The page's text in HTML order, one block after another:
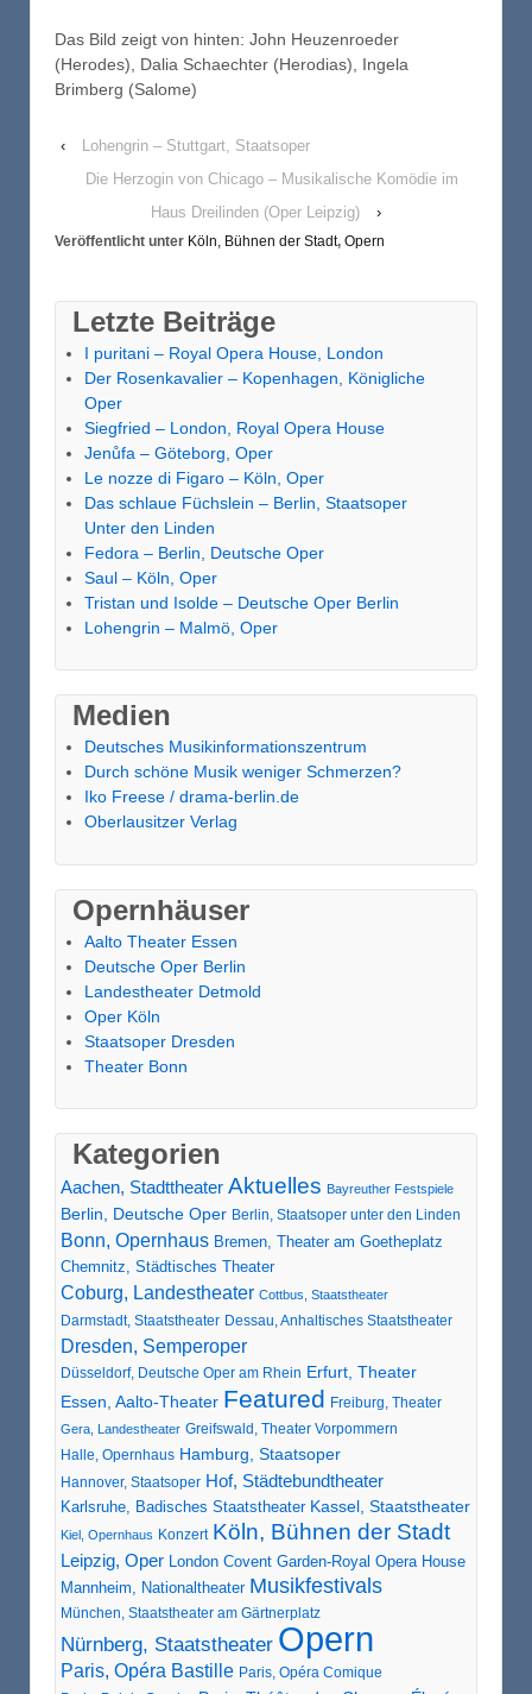
Das Bild zeigt von hinten: John Heuzenroeder
(Herodes), Dalia Schaechter (Herodias), Ingela
Brimberg (Salome)
‹
Lohengrin – Stuttgart, Staatsoper
Die Herzogin von Chicago – Musikalische Komödie im
Haus Dreilinden (Oper Leipzig)
›
Veröffentlicht unter Köln, Bühnen der Stadt, Opern
Letzte Beiträge
I puritani – Royal Opera House, London
Der Rosenkavalier – Kopenhagen, Königliche
Oper
Siegfried – London, Royal Opera House
Jenůfa – Göteborg, Oper
Le nozze di Figaro – Köln, Oper
Das schlaue Füchslein – Berlin, Staatsoper
Unter den Linden
Fedora – Berlin, Deutsche Oper
Saul – Köln, Oper
Tristan und Isolde – Deutsche Oper Berlin
Lohengrin – Malmö, Oper
Medien
Deutsches Musikinformationszentrum
Durch schöne Musik weniger Schmerzen?
Iko Freese / drama-berlin.de
Oberlausitzer Verlag
Opernhäuser
Aalto Theater Essen
Deutsche Oper Berlin
Landestheater Detmold
Oper Köln
Staatsoper Dresden
Theater Bonn
Kategorien
Aachen, Stadttheater Aktuelles Bayreuther Festspiele
Berlin, Deutsche Oper Berlin, Staatsoper unter den Linden
Bonn, Opernhaus Bremen, Theater am Goetheplatz
Chemnitz, Städtisches Theater
Coburg, Landestheater Cottbus, Staatstheater
Darmstadt, Staatstheater Dessau, Anhaltisches Staatstheater
Dresden, Semperoper
Düsseldorf, Deutsche Oper am Rhein Erfurt, Theater
Essen, Aalto-Theater Featured Freiburg, Theater
Gera, Landestheater Greifswald, Theater Vorpommern
Halle, Opernhaus Hamburg, Staatsoper
Hannover, Staatsoper Hof, Städtebundtheater
Karlsruhe, Badisches Staatstheater Kassel, Staatstheater
Kiel, Opernhaus Konzert Köln, Bühnen der Stadt
Leipzig, Oper London Covent Garden-Royal Opera House
Mannheim, Nationaltheater Musikfestivals
München, Staatstheater am Gärtnerplatz
Nürnberg, Staatstheater Opern
Paris, Opéra Bastille Paris, Opéra Comique